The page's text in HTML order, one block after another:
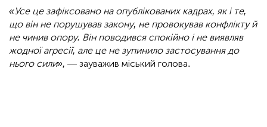
«Усе це зафіксовано на опублікованих кадрах, як і те,
що він не порушував закону, не провокував конфлікту й
не чинив опору. Він поводився спокійно і не виявляв
жодної агресії, але це не зупинило застосування до
нього сили», — зауважив міський голова.